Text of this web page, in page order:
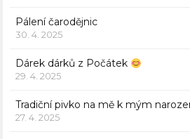
Pálení čarodějnic
30. 4. 2025
Dárek dárků z Počátek
29. 4. 2025
Tradiční pivko na mě k mým
27. 4. 2025